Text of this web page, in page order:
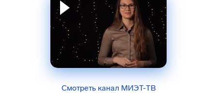
Смотреть канал МИЭТ-ТВ